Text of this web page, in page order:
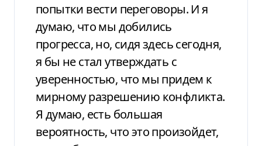
попытки вести переговоры. И я
думаю, что мы добились
прогресса, но, сидя здесь сегодня,
я бы не стал утверждать с
уверенностью, что мы придем к
мирному разрешению конфликта.
Я думаю, есть большая
вероятность, что это произойдет,